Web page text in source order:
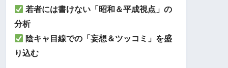
若者には書けない「昭和＆平成視点」の
分析
陰キャ目線での「妄想＆ツッコミ」を盛
り込む